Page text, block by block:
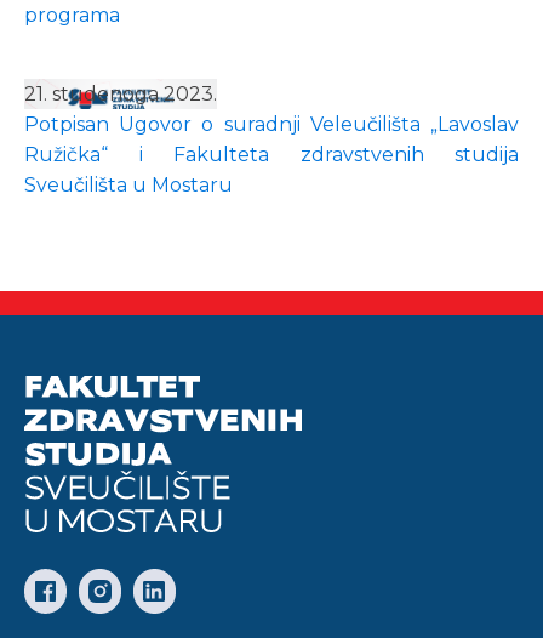
programa
21. studenoga 2023.
Potpisan Ugovor o suradnji Veleučilišta „Lavoslav
Ružička“ i Fakulteta zdravstvenih studija
Sveučilišta u Mostaru